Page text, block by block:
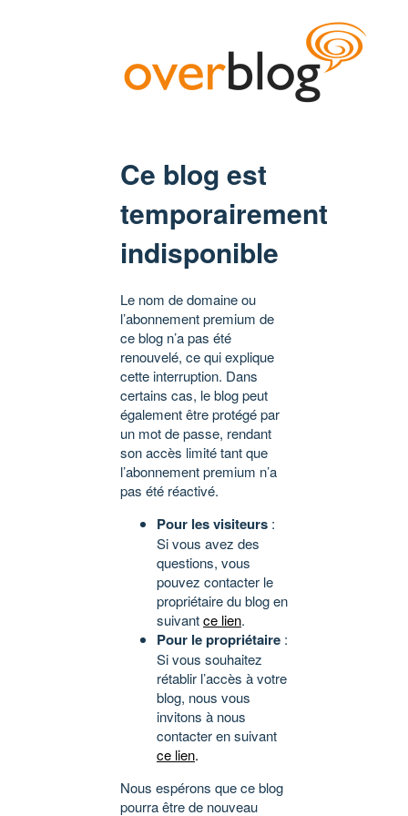
Ce blog est
temporairement
indisponible
Le nom de domaine ou
l’abonnement premium de
ce blog n’a pas été
renouvelé, ce qui explique
cette interruption. Dans
certains cas, le blog peut
également être protégé par
un mot de passe, rendant
son accès limité tant que
l’abonnement premium n’a
pas été réactivé.
Pour les visiteurs :
Si vous avez des
questions, vous
pouvez contacter le
propriétaire du blog en
suivantce lien.
Pour le propriétaire :
Si vous souhaitez
rétablir l’accès à votre
blog, nous vous
invitons à nous
contacter en suivant
ce lien.
Nous espérons que ce blog
pourra être de nouveau